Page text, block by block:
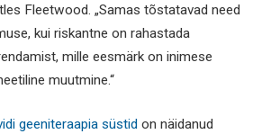
Fleetwood. „Samas tõstatavad need
kui riskantne on rahastada
mille eesmärk on inimese
muutmine.“
geeniteraapia süstid on näidanud